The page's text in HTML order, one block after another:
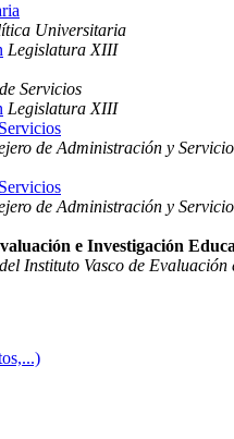
Universitaria
Legislatura XIII
Servicios
Legislatura XIII
de Administración y
de Administración y
e Investigación
Instituto Vasco de